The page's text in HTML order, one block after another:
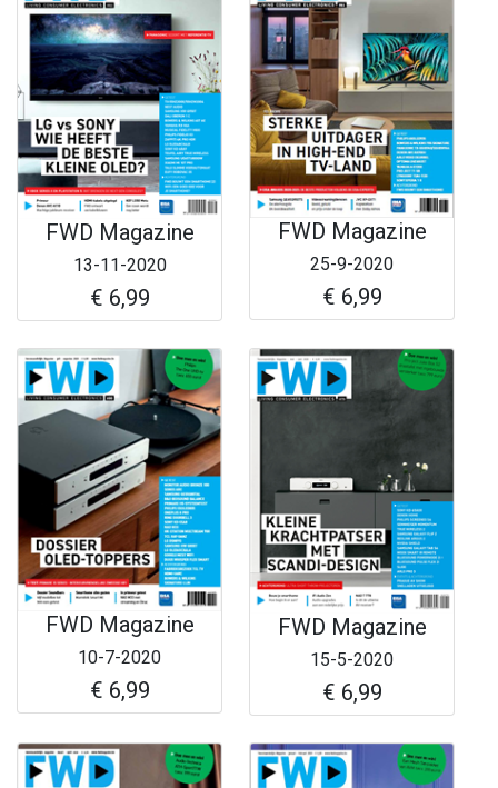
FWD Magazine
13-11-2020
€ 6,99
FWD Magazine
25-9-2020
€ 6,99
FWD Magazine
10-7-2020
€ 6,99
FWD Magazine
15-5-2020
€ 6,99